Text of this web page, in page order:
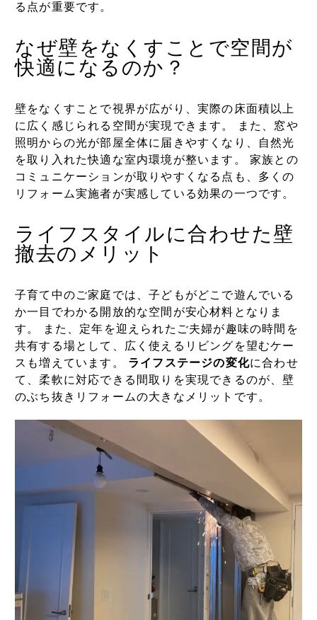
る点が重要です。
なぜ壁をなくすことで空間が
快適になるのか？
壁をなくすことで視界が広がり、実際の床面積以上
に広く感じられる空間が実現できます。 また、窓や
照明からの光が部屋全体に届きやすくなり、自然光
を取り入れた快適な室内環境が整います。 家族との
コミュニケーションが取りやすくなる点も、多くの
リフォーム実施者が実感している効果の一つです。
ライフスタイルに合わせた壁
撤去のメリット
子育て中のご家庭では、子どもがどこで遊んでいる
か一目でわかる開放的な空間が安心材料となりま
す。 また、定年を迎えられたご夫婦が趣味の時間を
共有する場として、広く使えるリビングを望むケー
スも増えています。 ライフステージの変化に合わせ
て、柔軟に対応できる間取りを実現できるのが、壁
のぶち抜きリフォームの大きなメリットです。